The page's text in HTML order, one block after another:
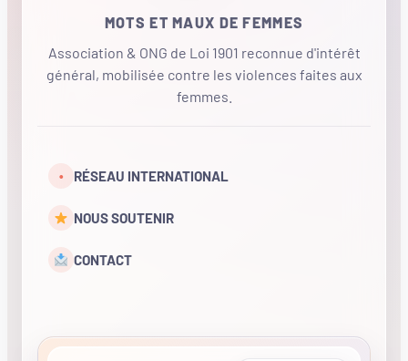
MOTS ET MAUX DE FEMMES
Association & ONG de Loi 1901 reconnue d'intérêt
général, mobilisée contre les violences faites aux
femmes.
• RÉSEAU INTERNATIONAL
NOUS SOUTENIR
CONTACT